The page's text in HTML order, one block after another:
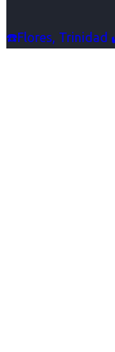
☎️Flores, Trinidad